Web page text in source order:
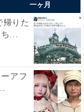
一ヶ月
帰りた
...
アフ